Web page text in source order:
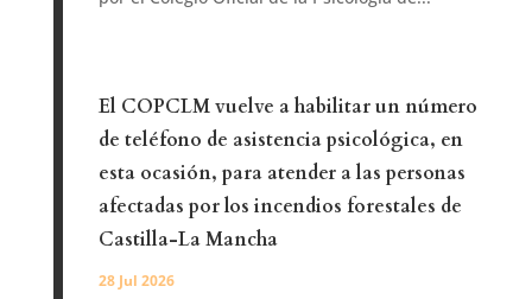
El COPCLM vuelve a habilitar un número
de teléfono de asistencia psicológica, en
esta ocasión, para atender a las personas
afectadas por los incendios forestales de
Castilla-La Mancha
28 Jul 2026